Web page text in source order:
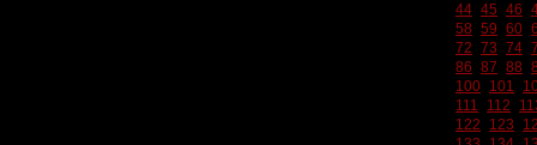
44 45 46
58 59 60
72 73 74
86 87 88
100 101
111
112
122
123